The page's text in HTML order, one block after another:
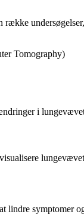
række
Tomography)
i
lindre symptomer